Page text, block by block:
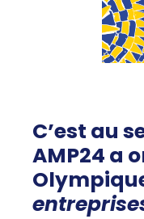
C’est au
AMP24 a